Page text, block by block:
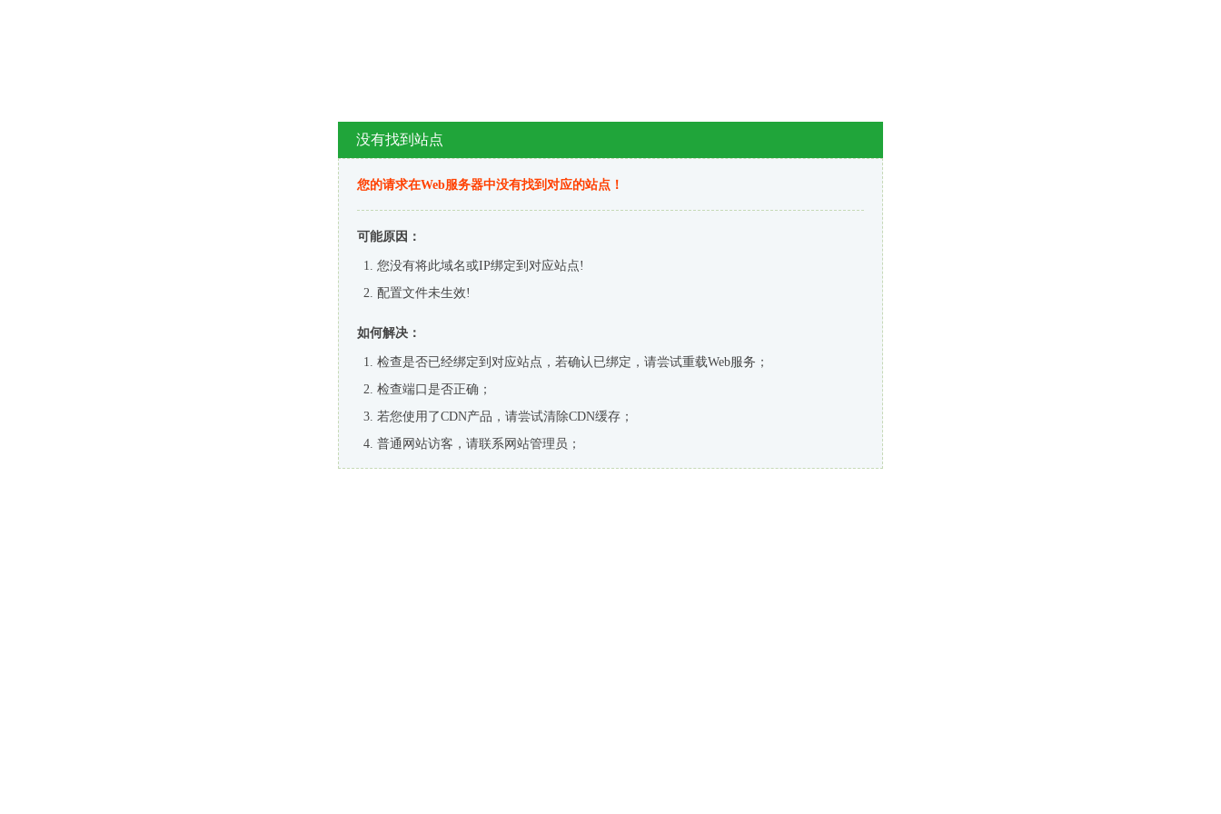
没有找到站点
您的请求在Web服务器中没有找到对应的站点！
可能原因：
您没有将此域名或IP绑定到对应站点!
配置文件未生效!
如何解决：
检查是否已经绑定到对应站点，若确认已绑定，请尝试重载Web服务；
检查端口是否正确；
若您使用了CDN产品，请尝试清除CDN缓存；
普通网站访客，请联系网站管理员；